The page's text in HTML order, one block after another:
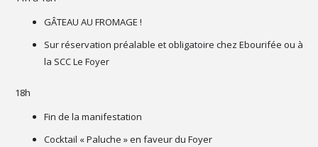
GÂTEAU AU FROMAGE !
Sur réservation préalable et obligatoire chez Ebourifée ou à
la SCC Le Foyer
18h
Fin de la manifestation
Cocktail « Paluche » en faveur du Foyer